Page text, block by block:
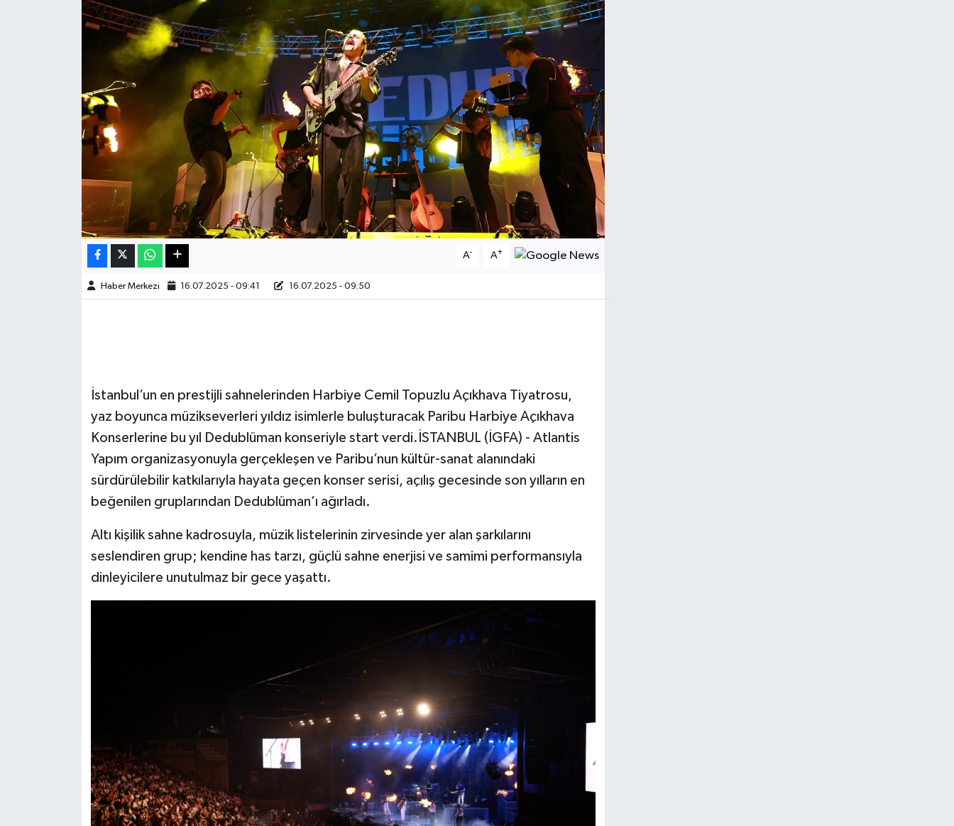
A- A+
Haber Merkezi 16.07.2025 - 09:41 16.07.2025 - 09:50
İstanbul’un en prestijli sahnelerinden Harbiye Cemil Topuzlu Açıkhava Tiyatrosu,
yaz boyunca müzikseverleri yıldız isimlerle buluşturacak Paribu Harbiye Açıkhava
Konserlerine bu yıl Dedublüman konseriyle start verdi.İSTANBUL (İGFA) - Atlantis
Yapım organizasyonuyla gerçekleşen ve Paribu’nun kültür-sanat alanındaki
sürdürülebilir katkılarıyla hayata geçen konser serisi, açılış gecesinde son yılların en
beğenilen gruplarından Dedublüman’ı ağırladı.
Altı kişilik sahne kadrosuyla, müzik listelerinin zirvesinde yer alan şarkılarını
seslendiren grup; kendine has tarzı, güçlü sahne enerjisi ve samimi performansıyla
dinleyicilere unutulmaz bir gece yaşattı.